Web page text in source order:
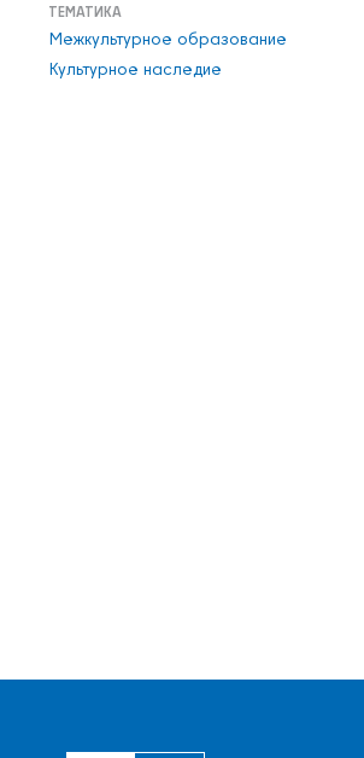
ТЕМАТИКА
Межкультурное образование
Культурное наследие